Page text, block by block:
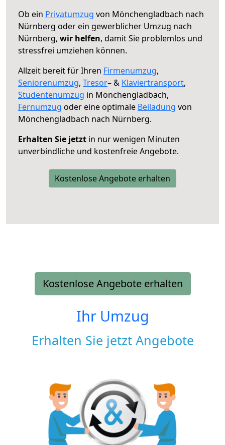
Ob ein Privatumzug von Mönchengladbach nach
Nürnberg oder ein gewerblicher Umzug nach
Nürnberg, wir helfen, damit Sie problemlos und
stressfrei umziehen können.
Allzeit bereit für Ihren Firmenumzug,
Seniorenumzug, Tresor– & Klaviertransport,
Studentenumzug in Mönchengladbach,
Fernumzug oder eine optimale Beiladung von
Mönchengladbach nach Nürnberg.
Erhalten Sie jetzt in nur wenigen Minuten
unverbindliche und kostenfreie Angebote.
Kostenlose Angebote erhalten
Kostenlose Angebote erhalten
Ihr Umzug
Erhalten Sie jetzt Angebote